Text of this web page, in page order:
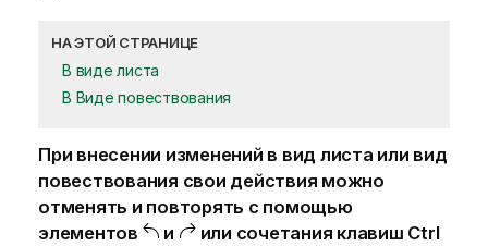
НА ЭТОЙ СТРАНИЦЕ
В виде листа
В Виде повествования
При внесении изменений в вид листа или вид
повествования свои действия можно
отменять и повторять с помощью
элементов
и или сочетания клавиш Ctrl